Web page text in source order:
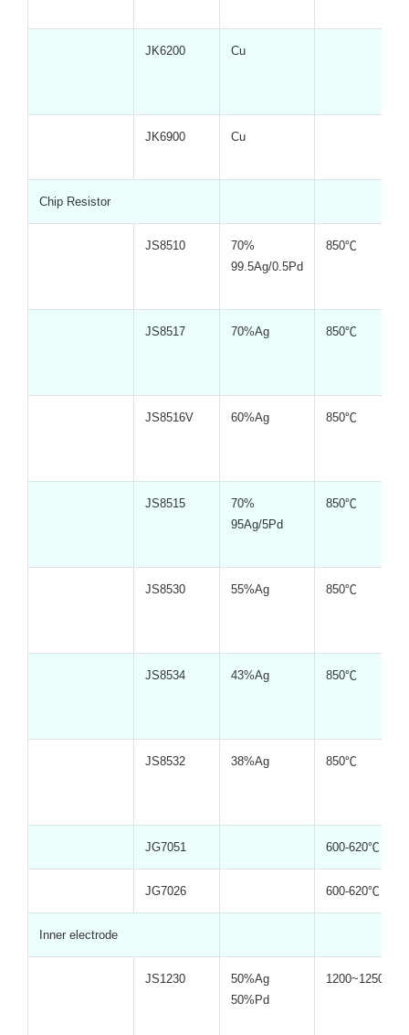
JK6200 Cu
JK6900 Cu
Chip Resistor
JS8510
70%
99.5Ag/0.5Pd
850℃
JS8517 70%Ag 850℃
JS8516V 60%Ag 850℃
JS8515
70%
95Ag/5Pd
850℃
JS8530 55%Ag 850℃
JS8534 43%Ag 850℃
JS8532 38%Ag 850℃
JG7051 600-620℃
JG7026 600-620℃
Inner electrode
JS1230
50%Ag
50%Pd
1200~1250℃